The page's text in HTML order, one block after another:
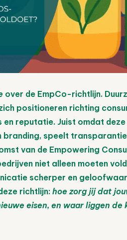
over de EmpCo-richtlijn.
positioneren richting
reputatie. Juist omdat
speelt
van de Empowering
niet alleen moeten
scherper en
richtlijn: hoe zorg jij dat
eisen, en waar liggen